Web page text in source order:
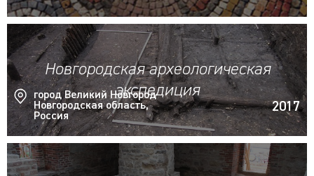
Новгородская археологическая
экспедиция
город Великий Новгород
Новгородская область,
Россия
2017